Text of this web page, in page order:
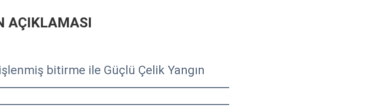
AÇIKLAMASI
bitirme ile Güçlü Çelik Yangın